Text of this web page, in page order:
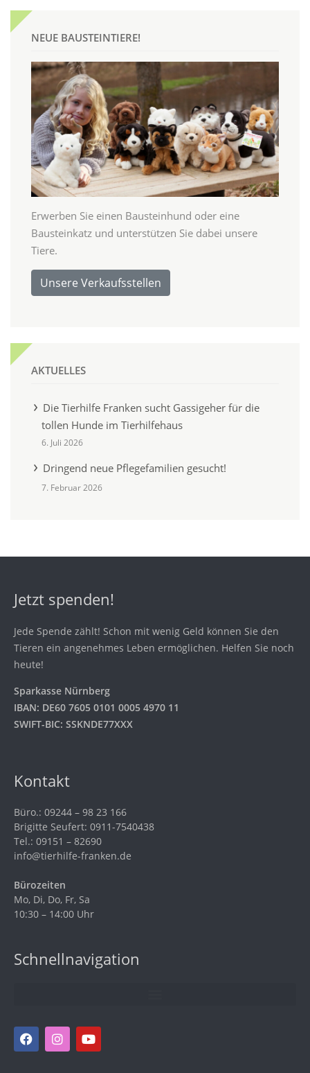
NEUE BAUSTEINTIERE!
Erwerben Sie einen Bausteinhund oder eine
Bausteinkatz und unterstützen Sie dabei unsere
Tiere.
Unsere Verkaufsstellen
AKTUELLES
Die Tierhilfe Franken sucht Gassigeher für die
tollen Hunde im Tierhilfehaus
6. Juli 2026
Dringend neue Pflegefamilien gesucht!
7. Februar 2026
Jetzt spenden!
Jede Spende zählt! Schon mit wenig Geld können Sie den
Tieren ein angenehmes Leben ermöglichen. Helfen Sie noch
heute!
Sparkasse Nürnberg
IBAN: DE60 7605 0101 0005 4970 11
SWIFT-BIC: SSKNDE77XXX
Kontakt
Büro.: 09244 – 98 23 166
Brigitte Seufert: 0911-7540438
Tel.: 09151 – 82690
info@tierhilfe-franken.de
Bürozeiten
Mo, Di, Do, Fr, Sa
10:30 – 14:00 Uhr
Schnellnavigation